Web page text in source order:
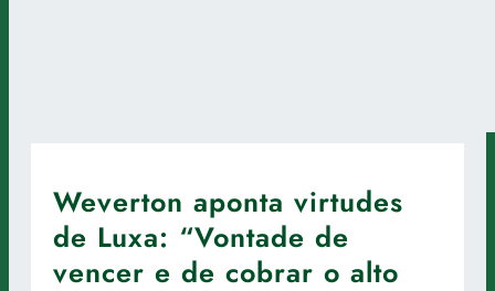
Weverton aponta virtudes
de Luxa: “Vontade de
vencer e de cobrar o alto